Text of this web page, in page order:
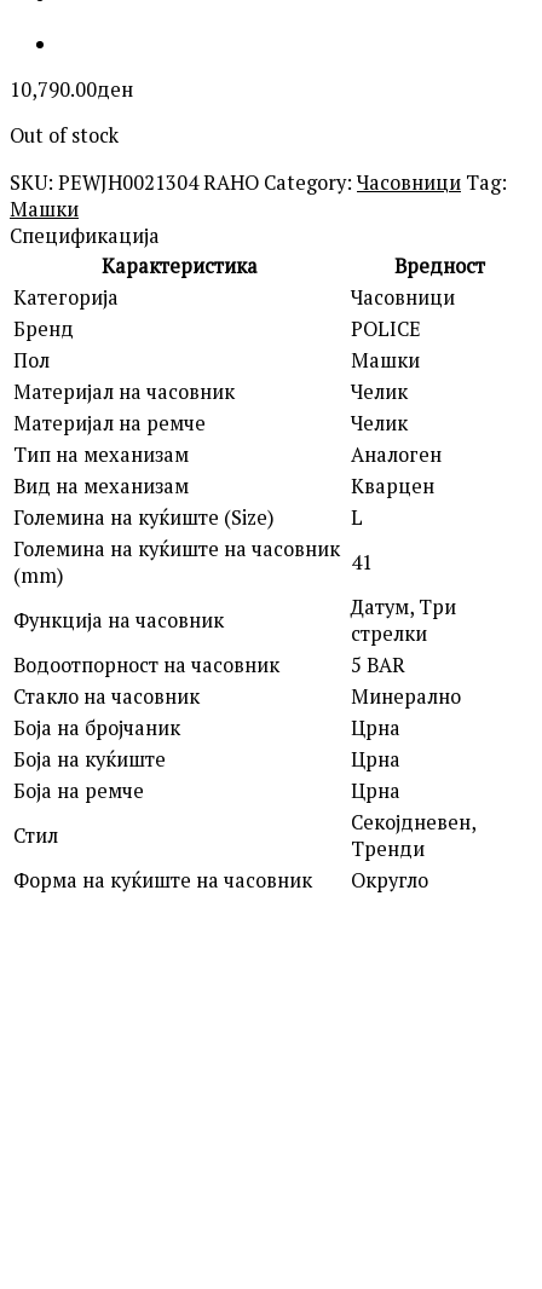
10,790.00ден
Out of stock
SKU: PEWJH0021304 RAHO Category: Часовници Tag:
Машки
Спецификација
Карактеристика
Вредност
Категорија
Часовници
Бренд
POLICE
Пол
Машки
Материјал на часовник
Челик
Материјал на ремче
Челик
Тип на механизам
Аналоген
Вид на механизам
Кварцен
Големина на куќиште (Size)
L
Големина на куќиште на часовник
(mm)
41
Функција на часовник
Датум, Три
стрелки
Водоотпорност на часовник
5 BAR
Стакло на часовник
Минерално
Боја на бројчаник
Црна
Боја на куќиште
Црна
Боја на ремче
Црна
Стил
Секојдневен,
Тренди
Форма на куќиште на часовник
Округло